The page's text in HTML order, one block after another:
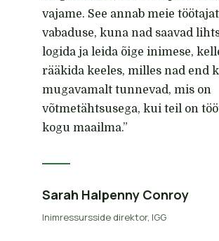
vajame. See annab meie
vabaduse, kuna nad saavad
logida ja leida õige inimese,
rääkida keeles, milles nad end
mugavamalt tunnevad, mis on
võtmetähtsusega, kui teil on
kogu maailma.”
Sarah Halpenny Conroy
Inimressursside direktor, IGG